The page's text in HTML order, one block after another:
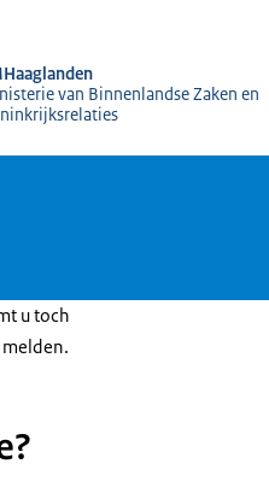
van Binnenlandse Zaken en
u toch